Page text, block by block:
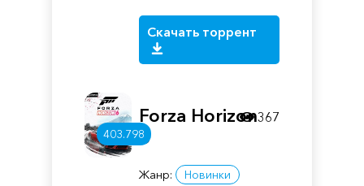
Скачать торрент
403.798
Forza Horizon
6
Жанр:
Новинки
367